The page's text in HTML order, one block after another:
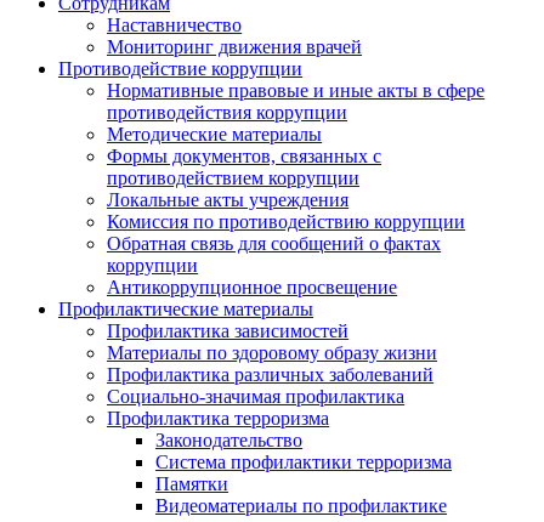
Наставничество
Мониторинг движения врачей
Противодействие коррупции
Нормативные правовые и иные акты в сфере
противодействия коррупции
Методические материалы
Формы документов, связанных с
противодействием коррупции
Локальные акты учреждения
Комиссия по противодействию коррупции
Обратная связь для сообщений о фактах
коррупции
Антикоррупционное просвещение
Профилактические материалы
Профилактика зависимостей
Материалы по здоровому образу жизни
Профилактика различных заболеваний
Социально-значимая профилактика
Профилактика терроризма
Законодательство
Система профилактики терроризма
Памятки
Видеоматериалы по профилактике